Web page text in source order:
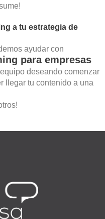
a tu estrategia de
ayudar con
para empresas
deseando comenzar
llegar tu contenido a una